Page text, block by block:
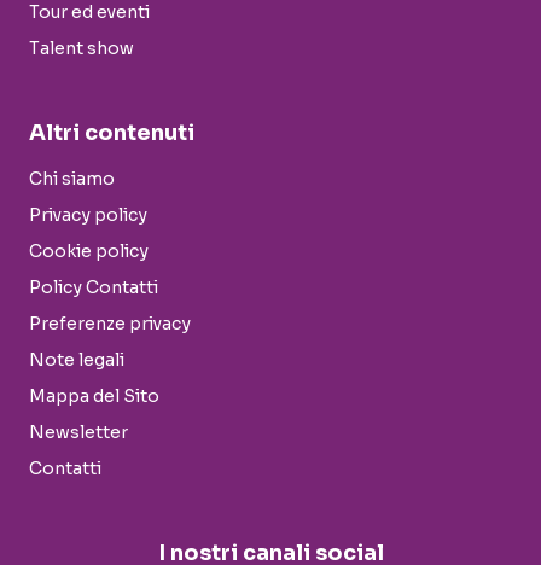
Tour ed eventi
Talent show
Altri contenuti
Chi siamo
Privacy policy
Cookie policy
Policy Contatti
Preferenze privacy
Note legali
Mappa del Sito
Newsletter
Contatti
I nostri canali social